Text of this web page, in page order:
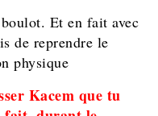
Et en fait avec
de reprendre le
physique
Kacem que tu